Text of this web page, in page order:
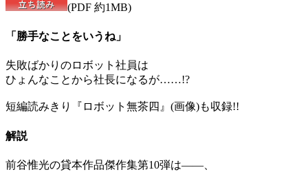
(PDF 約1MB)
「勝手なことをいうね」
失敗ばかりのロボット社員は
ひょんなことから社長になるが……!?
短編読みきり『ロボット無茶四』(画像)も収録!!
解説
前谷惟光の貸本作品傑作集第10弾は――、